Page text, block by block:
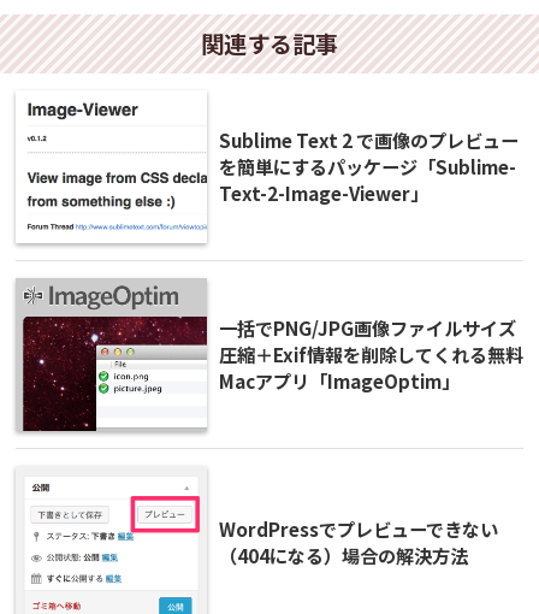
関連する記事
Sublime Text 2 で画像のプレビュー
を簡単にするパッケージ「Sublime-
Text-2-Image-Viewer」
一括でPNG/JPG画像ファイルサイズ
圧縮＋Exif情報を削除してくれる無料
Macアプリ「ImageOptim」
WordPressでプレビューできない
（404になる）場合の解決方法